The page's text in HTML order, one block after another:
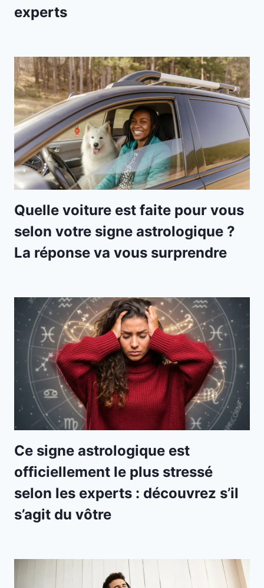
experts
Quelle voiture est faite pour vous
selon votre signe astrologique ?
La réponse va vous surprendre
Ce signe astrologique est
officiellement le plus stressé
selon les experts : découvrez s’il
s’agit du vôtre